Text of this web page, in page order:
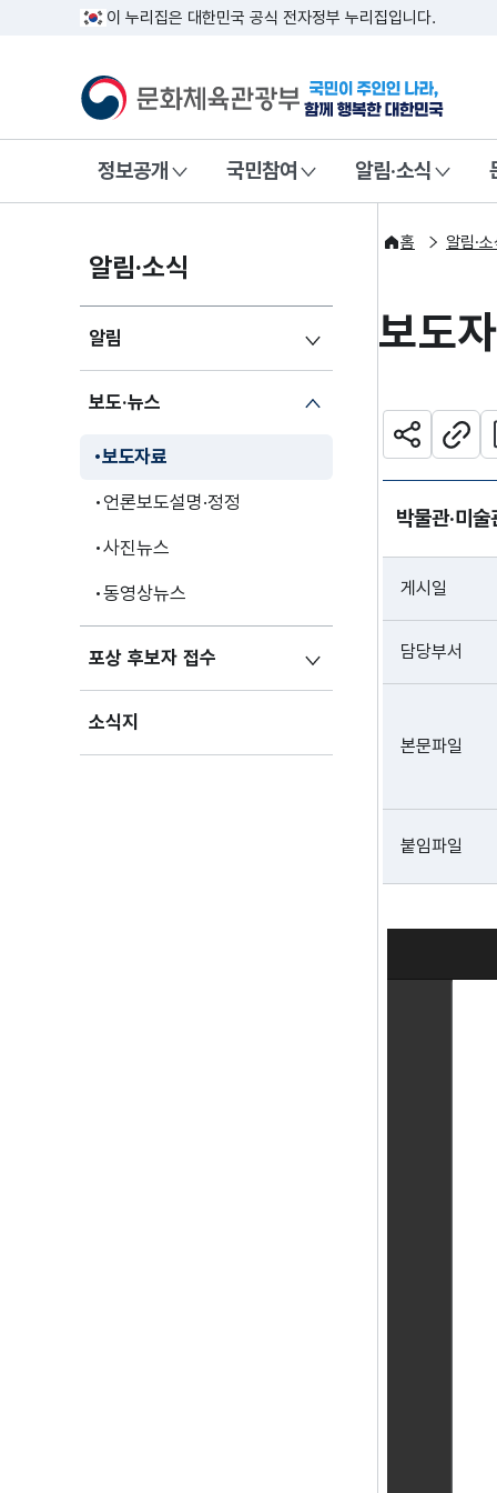
이 누리집은 대한민국 공식 전자정부 누리집입니다.
문화체육관광부국민이 주인
정보공개 국민참여 알림·소식
알림·소식
알림
보도·뉴스
보도자료
언론보도설명·정정
사진뉴스
동영상뉴스
포상 후보자 접수
소식지
홈 알림·소
보도
공유하기주소
박물관·미
게시일
담당부서
본문파일
붙임파일